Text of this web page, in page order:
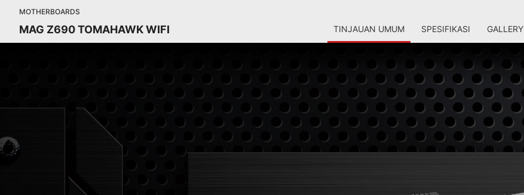
MOTHERBOARDS
MAG Z690 TOMAHAWK WIFI TINJAUAN UMUM SPESIFIKASI GALLERY